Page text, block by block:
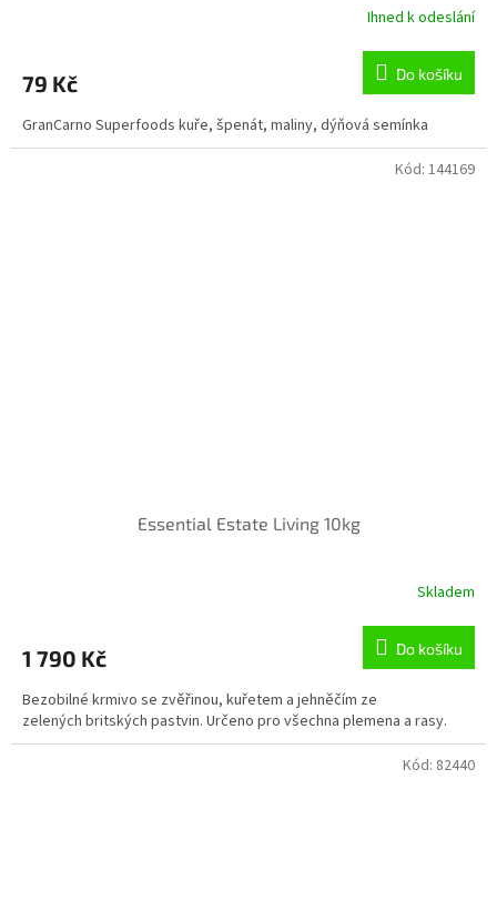
Ihned k odeslání
79 Kč Do košíku
GranCarno Superfoods kuře, špenát, maliny, dýňová semínka
Essential Estate Living 10kg
Skladem
1 790 Kč Do košíku
Bezobilné krmivo se zvěřinou, kuřetem a jehněčím ze
zelených britských pastvin. Určeno pro všechna plemena a rasy.
Kód: 144169
Kód: 82440